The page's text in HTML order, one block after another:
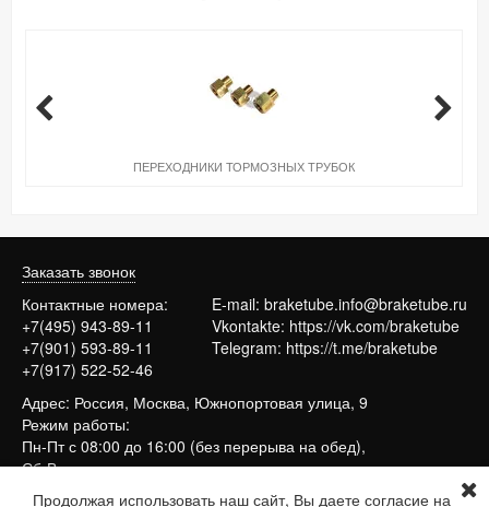
ПЕРЕХОДНИКИ ТОРМОЗНЫХ ТРУБОК
Заказать звонок
Контактные номера:
+7(495) 943-89-11
+7(901) 593-89-11
+7(917) 522-52-46
Адрес: Россия, Москва, Южнопортовая улица, 9
Режим работы:
Пн-Пт с 08:00 до 16:00 (без перерыва на обед),
Сб-Вс выходные
E-mail: braketube.info@braketube.ru
Vkontakte: https://vk.com/braketube
Telegram: https://t.me/braketube
Продолжая использовать наш сайт, Вы даете согласие на